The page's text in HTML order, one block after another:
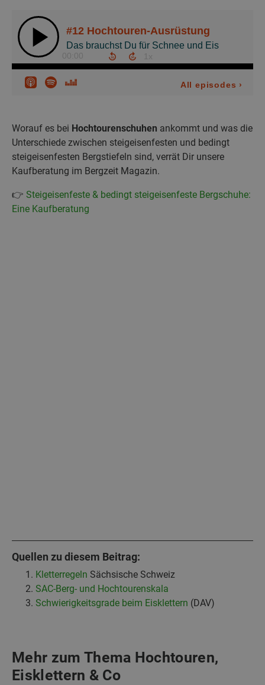
Worauf es bei Hochtourenschuhen ankommt und was die
Unterschiede zwischen steigeisenfesten und bedingt
steigeisenfesten Bergstiefeln sind, verrät Dir unsere
Kaufberatung im Bergzeit Magazin.
👉 Steigeisenfeste & bedingt steigeisenfeste Bergschuhe:
Eine Kaufberatung
Quellen zu diesem Beitrag:
Kletterregeln Sächsische Schweiz
SAC-Berg- und Hochtourenskala
Schwierigkeitsgrade beim Eisklettern (DAV)
Mehr zum Thema Hochtouren,
Eisklettern & Co